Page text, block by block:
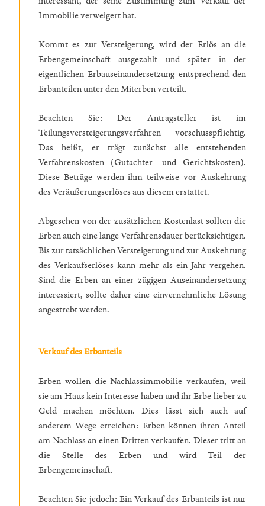
Immobilie verweigert hat.
Kommt es zur Versteigerung, wird der Erlös an die
Erbengemeinschaft ausgezahlt und später in der
eigentlichen Erbauseinandersetzung entsprechend den
Erbanteilen unter den Miterben verteilt.
Beachten Sie: Der Antragsteller ist im
Teilungsversteigerungsverfahren vorschusspflichtig.
Das heißt, er trägt zunächst alle entstehenden
Verfahrenskosten (Gutachter- und Gerichtskosten).
Diese Beträge werden ihm teilweise vor Auskehrung
des Veräußerungserlöses aus diesem erstattet.
Abgesehen von der zusätzlichen Kostenlast sollten die
Erben auch eine lange Verfahrensdauer berücksichtigen.
Bis zur tatsächlichen Versteigerung und zur Auskehrung
des Verkaufserlöses kann mehr als ein Jahr vergehen.
Sind die Erben an einer zügigen Auseinandersetzung
interessiert, sollte daher eine einvernehmliche Lösung
angestrebt werden.
Verkauf des Erbanteils
Erben wollen die Nachlassimmobilie verkaufen, weil
sie am Haus kein Interesse haben und ihr Erbe lieber zu
Geld machen möchten. Dies lässt sich auch auf
anderem Wege erreichen: Erben können ihren Anteil
am Nachlass an einen Dritten verkaufen. Dieser tritt an
die Stelle des Erben und wird Teil der
Erbengemeinschaft.
Beachten Sie jedoch: Ein Verkauf des Erbanteils ist nur